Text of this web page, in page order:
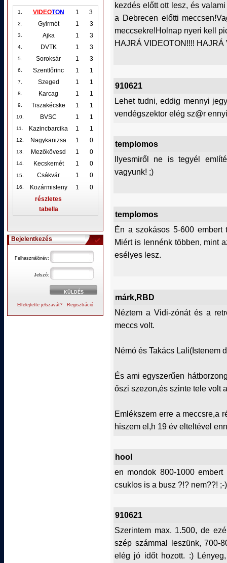
1. VIDEOTON 1 3
2. Gyirmót 1 3
3. Ajka 1 3
4. DVTK 1 3
5. Soroksár 1 3
6. Szentlőrinc 1 1
7. Szeged 1 1
8. Karcag 1 1
9. Tiszakécske 1 1
10. BVSC 1 1
11. Kazincbarcika 1 1
12. Nagykanizsa 1 0
13. Mezőkövesd 1 0
14. Kecskemét 1 0
15. Csákvár 1 0
16. Kozármisleny 1
0
részletes
tabella
Bejelentkezés
Felhasználónév:
Jelszó:
Elfelejtette jelszavát? Regisztráció
kezdés előtt ott lesz, és
a Debrecen előtti
meccsekre!Holnap nyeri kell
HAJRÁ VIDEOTON!!!! HAJRÁ
910621
Lehet tudni, eddig mennyi
vendégszektor elég sz@r
templomos
Ilyesmiről ne is tegyél
vagyunk! ;)
templomos
Én a szokásos 5-600
Miért is lennénk többen, mint
esélyes lesz.
márk,RBD
Néztem a Vidi-zónát és a
meccs volt.
Némó és Takács Lali(Istenem
És ami egyszerűen
őszi szezon,és szinte tele volt
Emlékszem erre a meccsre,a
hiszem el,h 19 év elteltével
hool
en mondok 800-1000
csuklos is a busz ?!? nem??! ;-
910621
Szerintem max. 1.500, de
szép számmal leszünk, 700-
elég jó időt hozott. :)